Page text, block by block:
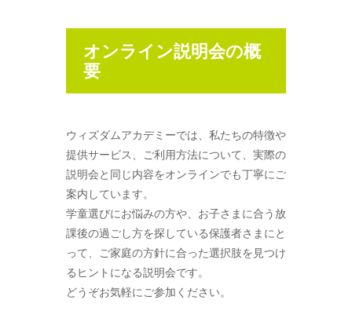
オンライン説明会の概
要
ウィズダムアカデミーでは、私たちの特徴や
提供サービス、ご利用方法について、実際の
説明会と同じ内容をオンラインでも丁寧にご
案内しています。
学童選びにお悩みの方や、お子さまに合う放
課後の過ごし方を探している保護者さまにと
って、ご家庭の方針に合った選択肢を見つけ
るヒントになる説明会です。
どうぞお気軽にご参加ください。